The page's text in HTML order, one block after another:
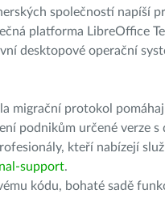
společností napíší
platforma LibreOffice
desktopové operační
migrační protokol
podnikům určené verze
kteří nabízejí
support.
kódu, bohaté sadě